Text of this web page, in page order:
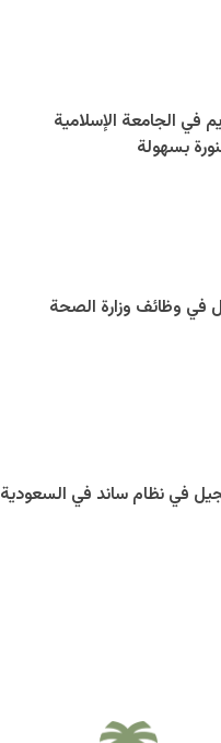
في الجامعة الإسلامية
بسهولة
في وظائف وزارة الصحة
في نظام ساند في السعودية